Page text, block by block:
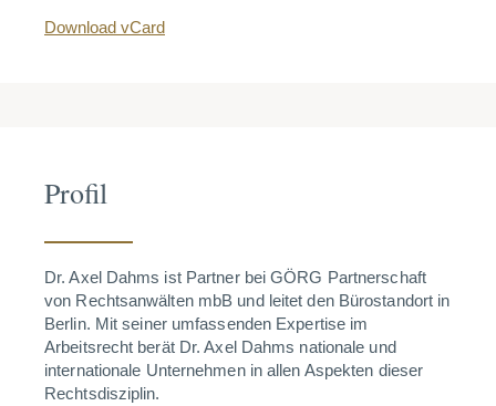
Download vCard
Profil
Dr. Axel Dahms ist Partner bei GÖRG Partnerschaft
von Rechtsanwälten mbB und leitet den Bürostandort in
Berlin. Mit seiner umfassenden Expertise im
Arbeitsrecht berät Dr. Axel Dahms nationale und
internationale Unternehmen in allen Aspekten dieser
Rechtsdisziplin.